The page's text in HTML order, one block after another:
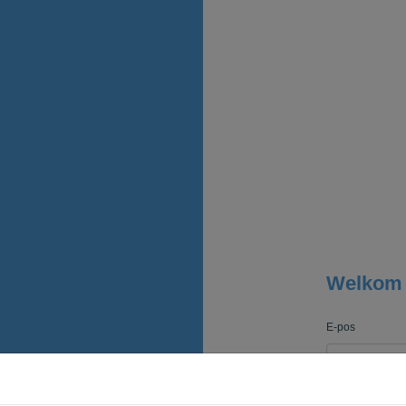
Welkom
E-pos